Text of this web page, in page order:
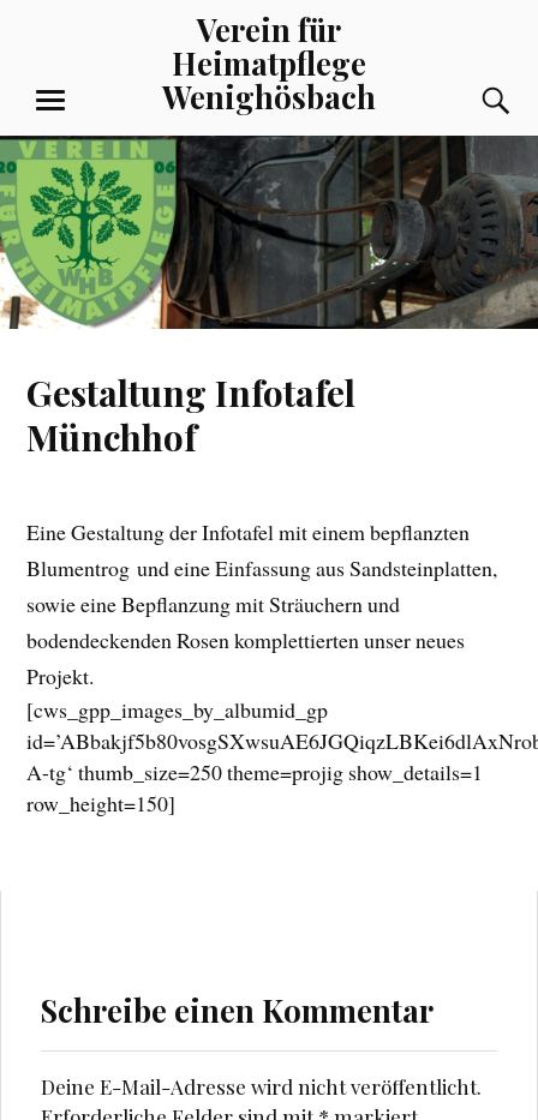
Verein für
Heimatpflege
Wenighösbach
MENÜ
Gestaltung Infotafel
Münchhof
Eine Gestaltung der Infotafel mit einem bepflanzten
Blumentrog und eine Einfassung aus Sandsteinplatten,
sowie eine Bepflanzung mit Sträuchern und
bodendeckenden Rosen komplettierten unser neues
Projekt.
[cws_gpp_images_by_albumid_gp
A-tg‘ thumb_size=250 theme=projig show_details=1
row_height=150]
Schreibe einen Kommentar
Deine E-Mail-Adresse wird nicht veröffentlicht.